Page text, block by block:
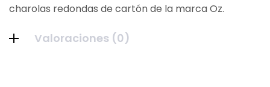
charolas redondas de cartón de la marca Oz.
Valoraciones (0)